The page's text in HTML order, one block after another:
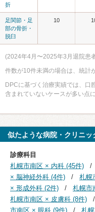
折
足関節・足
部の骨折・
脱臼
10
(2024年4月〜2025年3月退院患
件数が10件未満の場合は、統計
DPCに基づく治療実績では、口
含まれていないケースが多い点
似たような病院・クリニッ
診療科目
札幌市南区 × 内科 (45件)
× 脳神経外科 (4件)
札幌
× 形成外科 (2件)
札幌市
札幌市南区 × 皮膚科 (8件)
市南区 × 眼科 (9件)
札